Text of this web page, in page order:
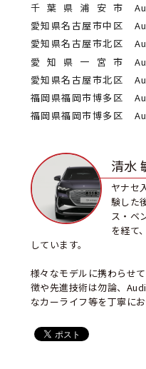
千葉県浦安市
愛知県名古屋市中区
愛知県名古屋市北区
愛知県一宮市
愛知県名古屋市北区
福岡県福岡市博多区
福岡県福岡市博多区
清水
ヤナセ
験した
ス・ベ
を経て
しています。
様々なモデルに携わらせ
徴や先進技術は勿論、
なカーライフ等を丁寧に